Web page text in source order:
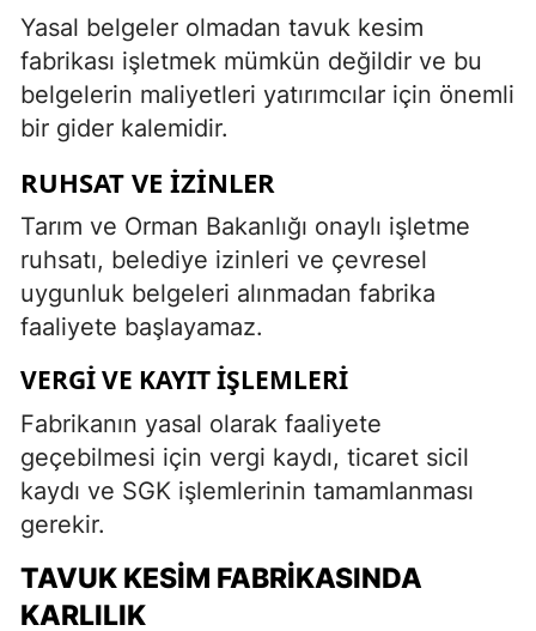
Yasal belgeler olmadan tavuk kesim
fabrikası işletmek mümkün değildir ve bu
belgelerin maliyetleri yatırımcılar için önemli
bir gider kalemidir.
RUHSAT VE İZINLER
Tarım ve Orman Bakanlığı onaylı işletme
ruhsatı, belediye izinleri ve çevresel
uygunluk belgeleri alınmadan fabrika
faaliyete başlayamaz.
VERGI VE KAYIT İŞLEMLERI
Fabrikanın yasal olarak faaliyete
geçebilmesi için vergi kaydı, ticaret sicil
kaydı ve SGK işlemlerinin tamamlanması
gerekir.
TAVUK KESIM FABRIKASINDA
KARLILIK